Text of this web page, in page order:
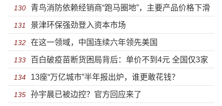
130 青鸟消防依赖经销商“跑马圈地”，主要产品价格下滑
致盈利隐忧
131 景津环保强劲登入资本市场
132 在这一领域，中国连续六年领先美国
133 百白破疫苗断货困局背后：单价不到4元 全国仅3家
公司在产
134 13座“万亿城市”半年报出炉，谁更敢花钱？
135 孙宇晨已被边控？官方回应来了